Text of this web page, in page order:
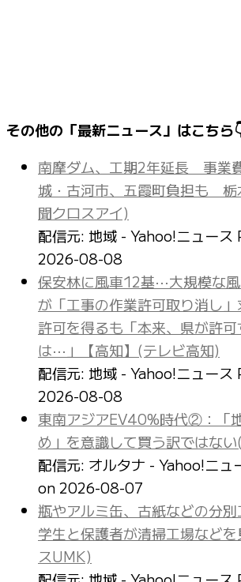
その他の「最新ニュース」はこちら
南摩ダム、工期2年延長 事
城・古河市、五霞町負担も 栃
聞クロスアイ)
配信元: 地域 - Yahoo!ニュース
2026-08-08
保安林に風車12基⋯大規模な
が「工事の作業許可取り消し
許可を得るも「本来、県が許
は⋯」【高知】(テレビ高知)
配信元: 地域 - Yahoo!ニュース
2026-08-08
東南アジアEV40%時代②：「
め」を意識して買う訳ではな
配信元: オルタナ - Yahoo!ニュ
on 2026-08-07
瓶やアルミ缶、古紙などの分
学生と保護者が清掃工場など
スUMK)